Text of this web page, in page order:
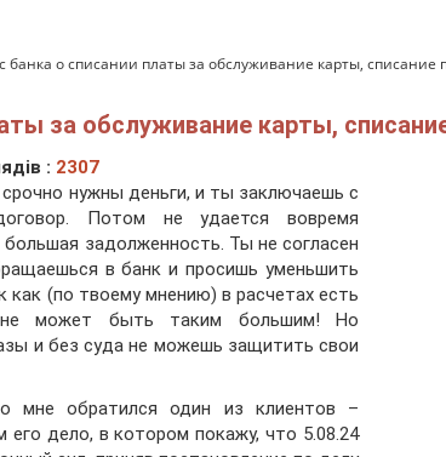
банка о списании платы за обслуживание карты, списание
за обслуживание карты,
: 2307
нужны деньги, и ты заключаешь с
Потом не удается вовремя
большая задолженность. Ты не согласен
в банк и просишь уменьшить
как (по твоему мнению) в расчетах есть
может быть таким большим! Но
и без суда не можешь защитить свои
мне обратился один из клиентов –
его дело, в котором покажу, что 5.08.24